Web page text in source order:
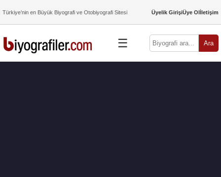
Türkiye’nin en Büyük Biyografi ve Otobiyografi Sitesi Üyelik GirişiÜye Olİletişim
☰ Ara